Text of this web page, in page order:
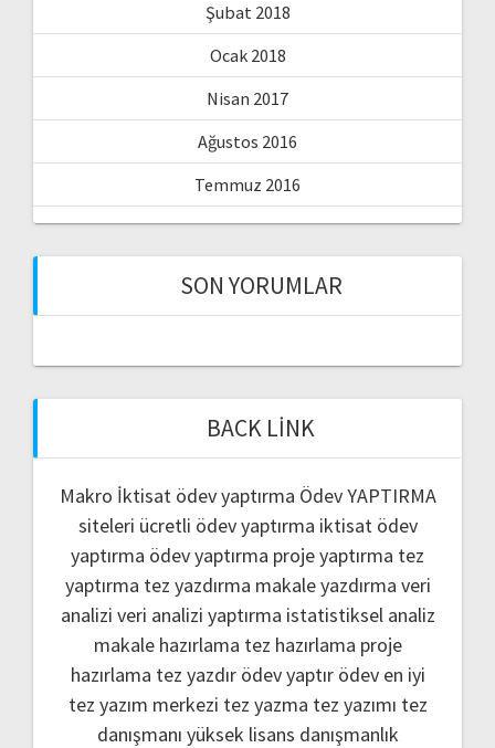
Şubat 2018
Ocak 2018
Nisan 2017
Ağustos 2016
Temmuz 2016
SON YORUMLAR
BACK LINK
Makro İktisat ödev yaptırma Ödev YAPTIRMA
siteleri ücretli ödev yaptırma iktisat ödev
yaptırma ödev yaptırma proje yaptırma tez
yaptırma tez yazdırma makale yazdırma veri
analizi veri analizi yaptırma istatistiksel analiz
makale hazırlama tez hazırlama proje
hazırlama tez yazdır ödev yaptır ödev en iyi
tez yazım merkezi tez yazma tez yazımı tez
danışmanı yüksek lisans danışmanlık